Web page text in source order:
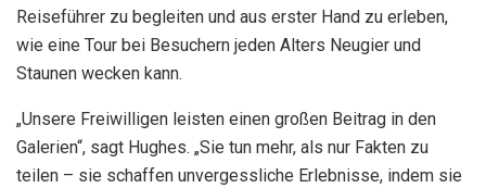
Reiseführer zu begleiten und aus erster Hand zu erleben,
wie eine Tour bei Besuchern jeden Alters Neugier und
Staunen wecken kann.
„Unsere Freiwilligen leisten einen großen Beitrag in den
Galerien“, sagt Hughes. „Sie tun mehr, als nur Fakten zu
teilen – sie schaffen unvergessliche Erlebnisse, indem sie